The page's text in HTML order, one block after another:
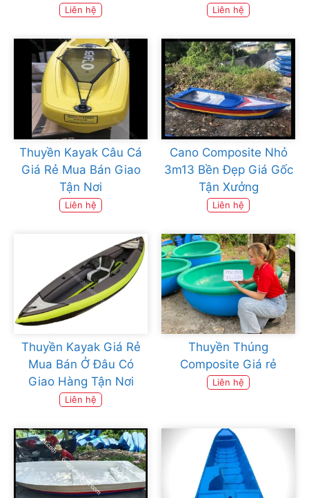
Liên hệ Liên hệ
Thuyền Kayak Câu Cá
Giá Rẻ Mua Bán Giao
Tận Nơi
Liên hệ
Cano Composite Nhỏ
3m13 Bền Đẹp Giá Gốc
Tận Xưởng
Liên hệ
Thuyền Kayak Giá Rẻ
Mua Bán Ở Đâu Có
Giao Hàng Tận Nơi
Liên hệ
Thuyền Thúng
Composite Giá rẻ
Liên hệ